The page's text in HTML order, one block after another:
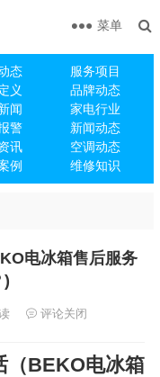
态
服务项目
义
品牌动态
闻
家电行业
警
新闻动态
讯
空调动态
例 维修知识
菜单
电冰箱售后服务
)
评论关闭
（BEKO电冰箱